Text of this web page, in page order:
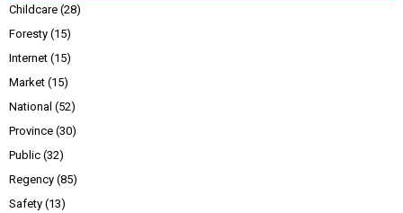
Childcare (28)
Foresty (15)
Internet (15)
Market (15)
National (52)
Province (30)
Public (32)
Regency (85)
Safety (13)